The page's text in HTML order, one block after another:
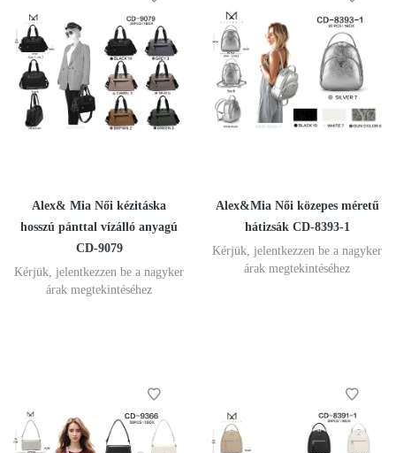
Alex& Mia Női kézitáska
hosszú pánttal vízálló anyagú
CD-9079
Kérjük, jelentkezzen be a nagyker
árak megtekintéséhez
Alex&Mia Női közepes méretű
hátizsák CD-8393-1
Kérjük, jelentkezzen be a nagyker
árak megtekintéséhez